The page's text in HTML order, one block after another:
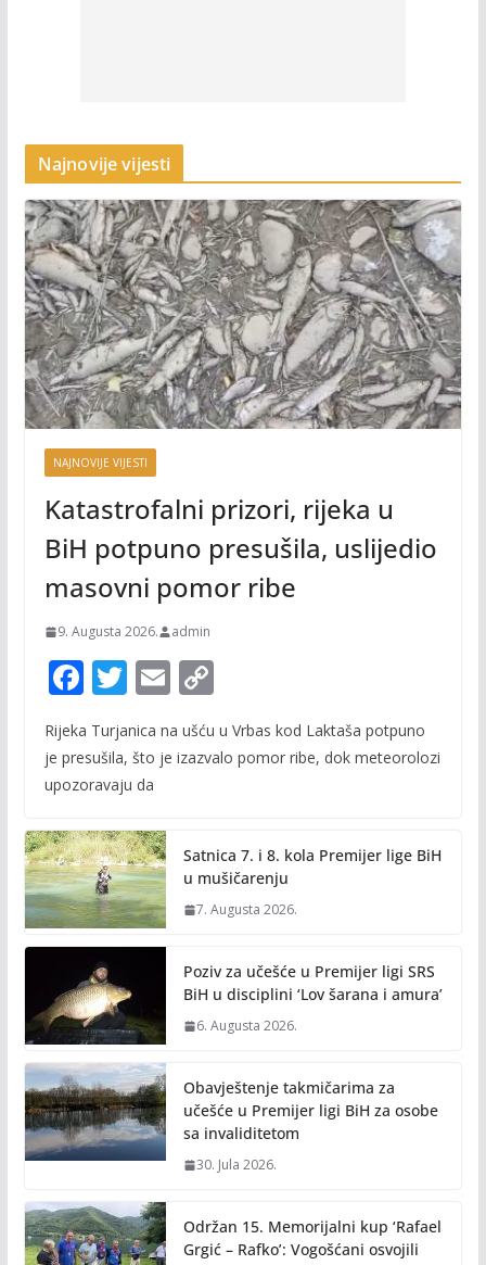
Najnovije vijesti
NAJNOVIJE VIJESTI
Katastrofalni prizori, rijeka u
BiH potpuno presušila, uslijedio
masovni pomor ribe
9. Augusta 2026. admin
F
e
b
o
k
T
itt
er
E
m
ai
C
p
n
k
Rijeka Turjanica na ušću u Vrbas kod Laktaša potpuno
je presušila, što je izazvalo pomor ribe, dok meteorolozi
upozoravaju da
Satnica 7. i 8. kola Premijer lige BiH
u mušičarenju
7. Augusta 2026.
Poziv za učešće u Premijer ligi SRS
BiH u disciplini ‘Lov šarana i amura’
6. Augusta 2026.
Obavještenje takmičarima za
učešće u Premijer ligi BiH za osobe
sa invaliditetom
30. Jula 2026.
Održan 15. Memorijalni kup ‘Rafael
Grgić – Rafko’: Vogošćani osvojili